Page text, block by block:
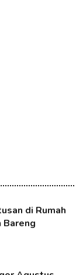
di Rumah
Bareng